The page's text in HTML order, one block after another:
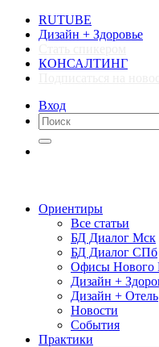
RUTUBE
Дизайн + Здоровье
КОНСАЛТИНГ
Вход
Ориентиры
Все статьи
БД Диалог Мск
БД Диалог СПб
Офисы Нового
Дизайн +
Дизайн + Отель
Новости
События
Практики